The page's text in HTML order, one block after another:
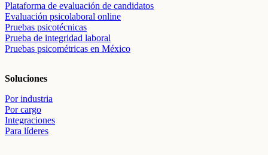
Plataforma de evaluación de candidatos
Evaluación psicolaboral online
Pruebas psicotécnicas
Prueba de integridad laboral
Pruebas psicométricas en México
Soluciones
Por industria
Por cargo
Integraciones
Para líderes